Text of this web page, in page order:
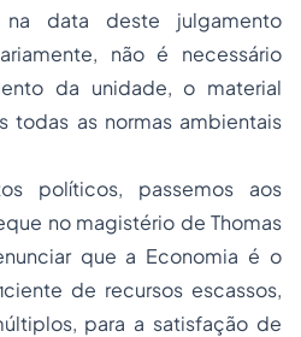
na data deste julgamento
não é necessário
da unidade, o material
todas as normas ambientais
políticos, passemos aos
no magistério de Thomas
que a Economia é o
de recursos escassos,
para a satisfação de